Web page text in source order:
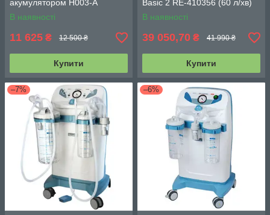
акумулятором H003-А
В наявності
11 625 ₴ 12 500 ₴
Купити
Basic 2 RE-410356 (60 л/хв)
В наявності
39 050,70 ₴ 41 990 ₴
Купити
–7% –6%